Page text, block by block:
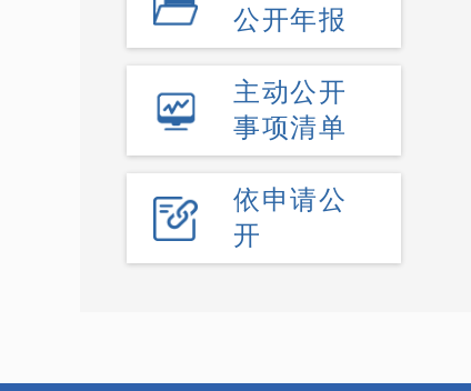
公开年报
主动公开
事项清单
依申请公
开